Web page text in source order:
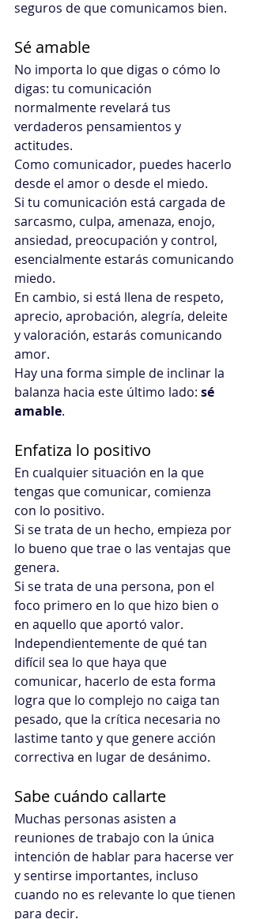
seguros de que comunicamos bien.
Sé amable
No importa lo que digas o cómo lo
digas: tu comunicación
normalmente revelará tus
verdaderos pensamientos y
actitudes.
Como comunicador, puedes hacerlo
desde el amor o desde el miedo.
Si tu comunicación está cargada de
sarcasmo, culpa, amenaza, enojo,
ansiedad, preocupación y control,
esencialmente estarás comunicando
miedo.
En cambio, si está llena de respeto,
aprecio, aprobación, alegría, deleite
y valoración, estarás comunicando
amor.
Hay una forma simple de inclinar la
balanza hacia este último lado: sé
amable.
Enfatiza lo positivo
En cualquier situación en la que
tengas que comunicar, comienza
con lo positivo.
Si se trata de un hecho, empieza por
lo bueno que trae o las ventajas que
genera.
Si se trata de una persona, pon el
foco primero en lo que hizo bien o
en aquello que aportó valor.
Independientemente de qué tan
difícil sea lo que haya que
comunicar, hacerlo de esta forma
logra que lo complejo no caiga tan
pesado, que la crítica necesaria no
lastime tanto y que genere acción
correctiva en lugar de desánimo.
Sabe cuándo callarte
Muchas personas asisten a
reuniones de trabajo con la única
intención de hablar para hacerse ver
y sentirse importantes, incluso
cuando no es relevante lo que tienen
para decir.